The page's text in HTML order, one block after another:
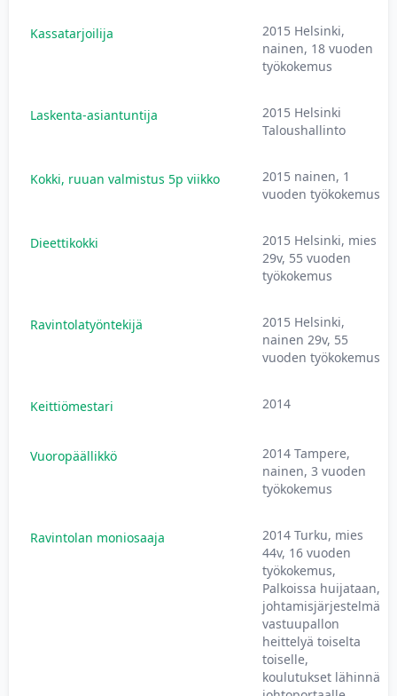
Kassatarjoilija
2015 Helsinki,
nainen, 18 vuoden
työkokemus
Laskenta-asiantuntija
2015 Helsinki
Taloushallinto
Kokki, ruuan valmistus 5p viikko
2015 nainen, 1
vuoden työkokemus
Dieettikokki
2015 Helsinki, mies
29v, 55 vuoden
työkokemus
Ravintolatyöntekijä
2015 Helsinki,
nainen 29v, 55
vuoden työkokemus
Keittiömestari 2014
Vuoropäällikkö
2014 Tampere,
nainen, 3 vuoden
työkokemus
Ravintolan moniosaaja
2014 Turku, mies
44v, 16 vuoden
työkokemus,
Palkoissa huijataan,
johtamisjärjestelmä
vastuupallon
heittelyä toiselta
toiselle,
koulutukset lähinnä